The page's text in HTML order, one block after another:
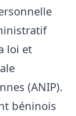
loi et
(ANIP).
béninois